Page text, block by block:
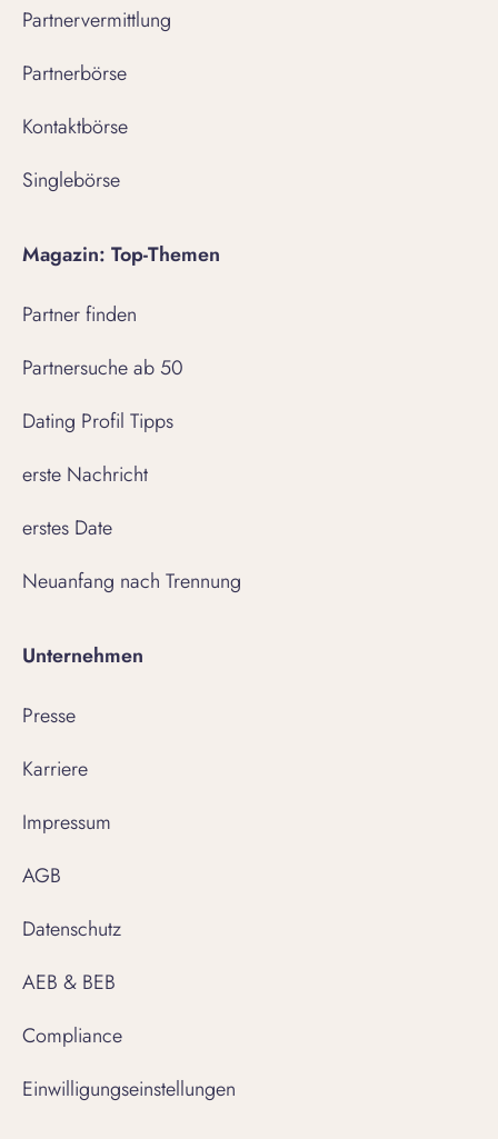
Partnervermittlung
Partnerbörse
Kontaktbörse
Singlebörse
Magazin: Top-Themen
Partner finden
Partnersuche ab 50
Dating Profil Tipps
erste Nachricht
erstes Date
Neuanfang nach Trennung
Unternehmen
Presse
Karriere
Impressum
AGB
Datenschutz
AEB & BEB
Compliance
Einwilligungseinstellungen